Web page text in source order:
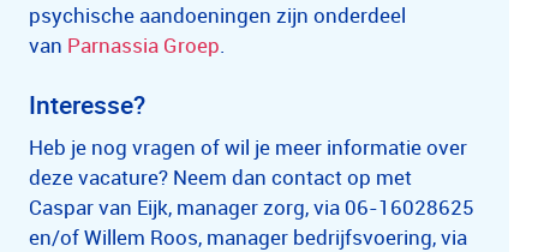
psychische aandoeningen zijn onderdeel
van Parnassia Groep.
Interesse?
Heb je nog vragen of wil je meer informatie over
deze vacature? Neem dan contact op met
Caspar van Eijk, manager zorg, via 06-16028625
en/of Willem Roos, manager bedrijfsvoering, via